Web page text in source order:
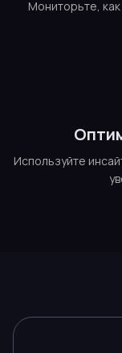
Мониторьте,
Используйте